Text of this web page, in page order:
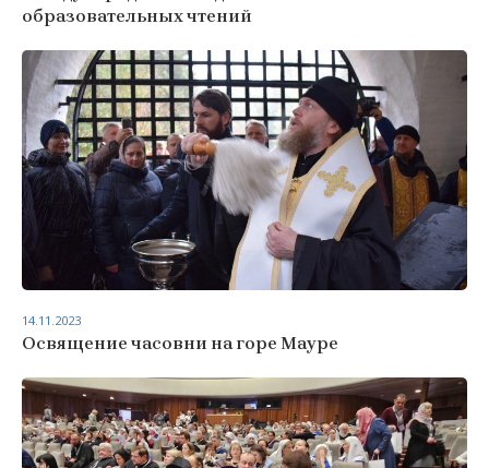
образовательных чтений
Освящение часовни на горе Мауре
14.11.2023